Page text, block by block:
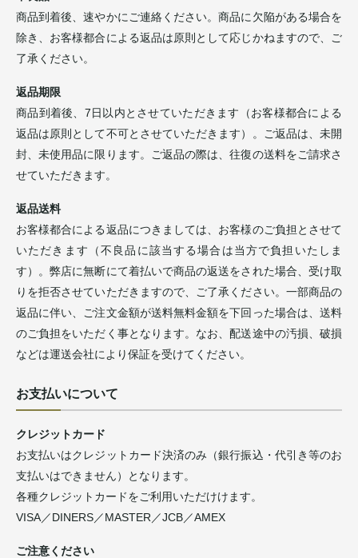
商品到着後、速やかにご連絡ください。商品に欠陥がある場合を
除き、お客様都合による返品は原則として応じかねますので、ご
了承ください。
返品期限
商品到着後、7日以内とさせていただきます（お客様都合による
返品は原則として不可とさせていただきます）。ご返品は、未開
封、未使用品に限ります。ご返品の際は、往復の送料をご請求さ
せていただきます。
返品送料
お客様都合による返品につきましては、お客様のご負担とさせて
いただきます（不良品に該当する場合は当方で負担いたしま
す）。弊店に無断にて着払いで商品の返送をされた場合、受け取
りを拒否させていただきますので、ご了承ください。一部商品の
返品に伴い、ご注文金額が送料無料金額を下回った場合は、送料
のご負担をいただく事となります。なお、配送途中の汚損、破損
などは運送会社により保証を受けてください。
お支払いについて
クレジットカード
お支払いはクレジットカード決済のみ（銀行振込・代引き等のお
支払いはできません）となります。
各種クレジットカードをご利用いただけけます。
VISA／DINERS／MASTER／JCB／AMEX
ご注意ください